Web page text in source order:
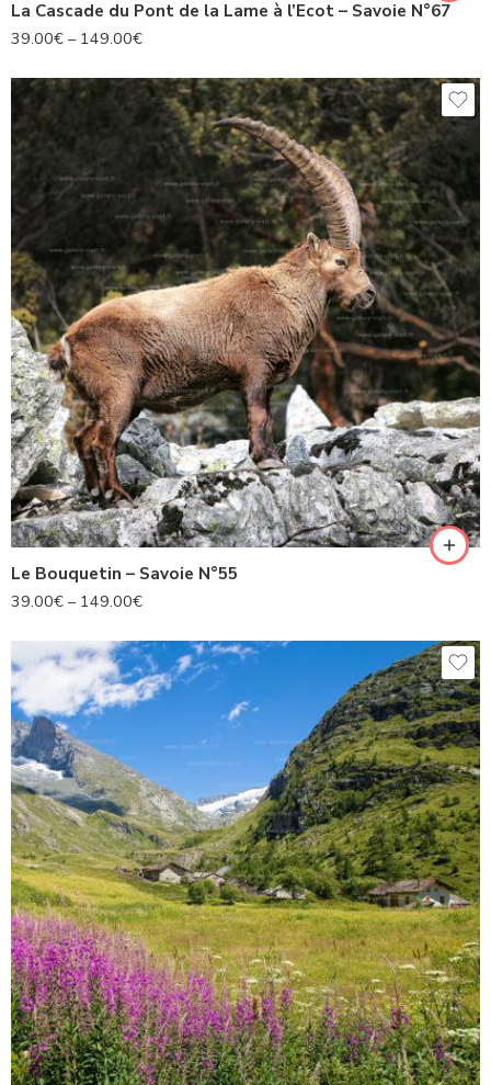
La Cascade du Pont de la Lame à l’Ecot – Savoie N°67
39.00€ – 149.00€
Le Bouquetin – Savoie N°55
39.00€ – 149.00€